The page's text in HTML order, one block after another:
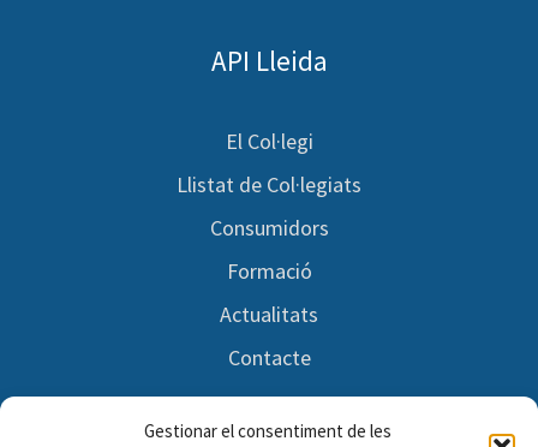
Gestionar el consentiment de les
API Lleida
El Col·legi
Llistat de Col·legiats
Consumidors
Formació
Actualitats
Contacte